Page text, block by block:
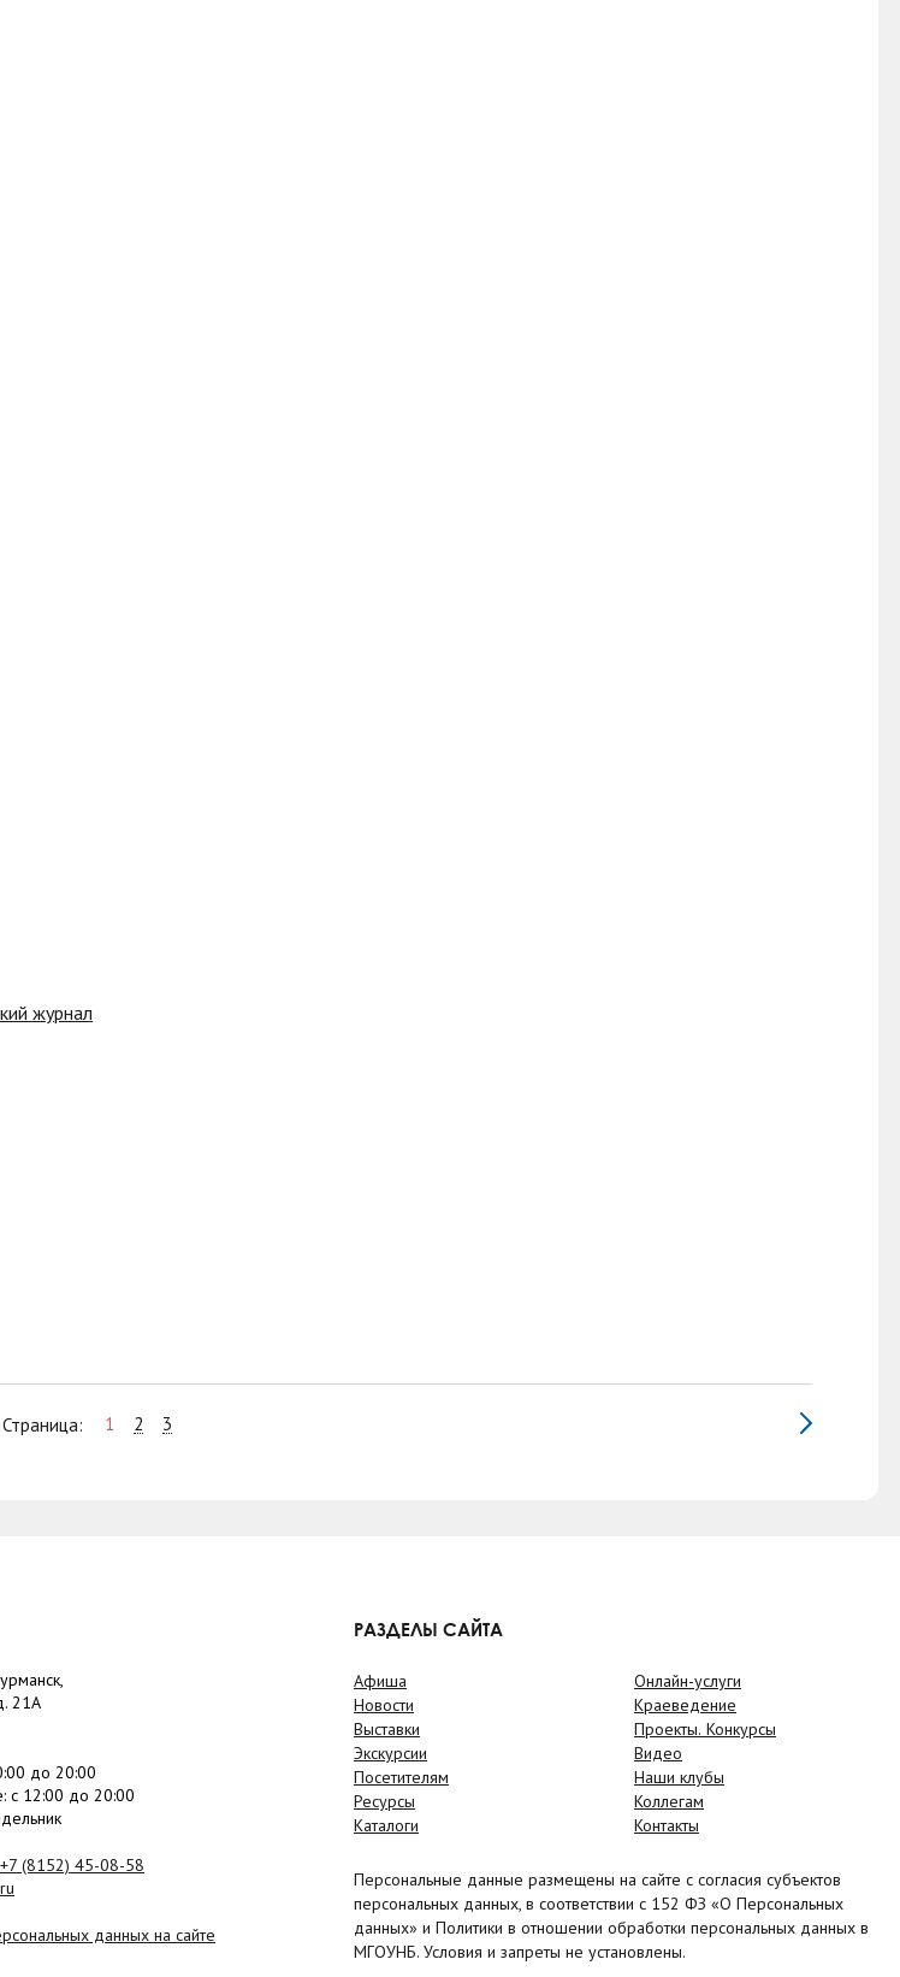
журнал
Страница: 1 2 3
21А
до 20:00
: c 12:00 до 20:00
+7 (8152) 45-08-58
данных на сайте
РАЗДЕЛЫ САЙТА
Афиша
Новости
Выставки
Экскурсии
Посетителям
Ресурсы
Каталоги
Онлайн-услуги
Краеведение
Проекты. Конкурсы
Видео
Наши клубы
Коллегам
Контакты
Персональные данные размещены на сайте с согласия субъектов
персональных данных, в соответствии с 152 ФЗ «О Персональных
данных» и Политики в отношении обработки персональных данных в
МГОУНБ. Условия и запреты не установлены.